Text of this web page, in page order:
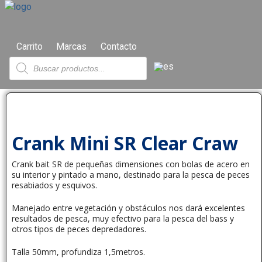
Carrito Marcas Contacto
Crank Mini SR Clear Craw
Crank bait SR de pequeñas dimensiones con bolas de acero en
su interior y pintado a mano, destinado para la pesca de peces
resabiados y esquivos.
Manejado entre vegetación y obstáculos nos dará excelentes
resultados de pesca, muy efectivo para la pesca del bass y
otros tipos de peces depredadores.
Talla 50mm, profundiza 1,5metros.